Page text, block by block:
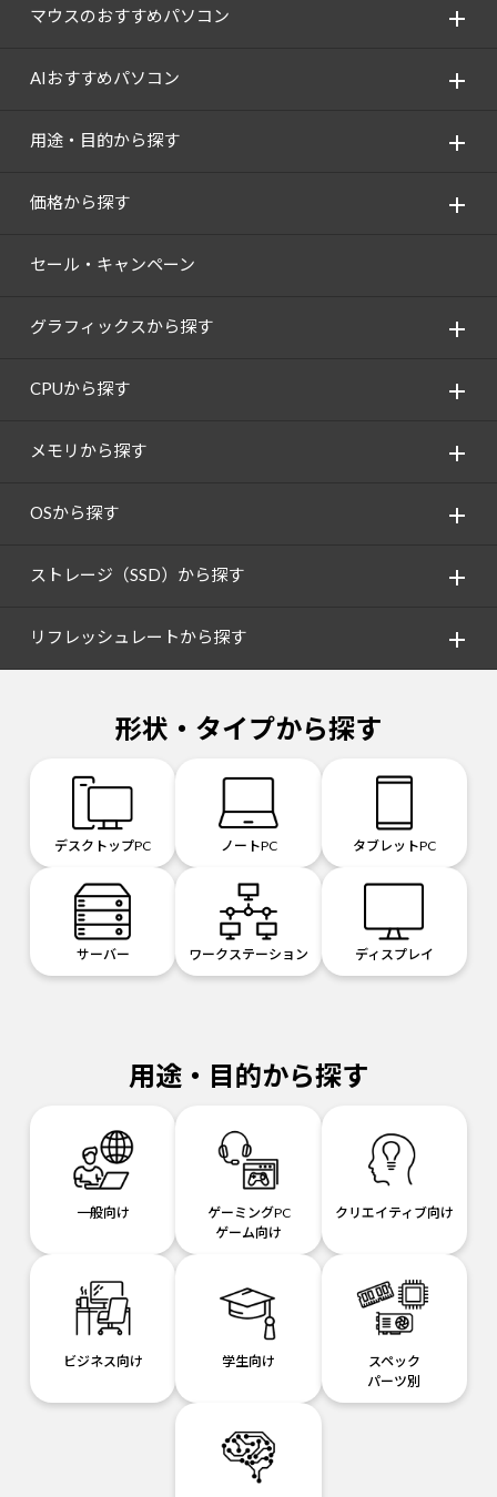
マウスのおすすめパソコン
AIおすすめパソコン
用途・目的から探す
価格から探す
セール・キャンペーン
グラフィックスから探す
CPUから探す
メモリから探す
OSから探す
ストレージ（SSD）から探す
リフレッシュレートから探す
形状・タイプから探す
デスクトップPC ノートPC タブレットPC
サーバー ワークステーション ディスプレイ
用途・目的から探す
一般向け
ゲーミングPC
ゲーム向け
クリエイティブ向け
ビジネス向け 学生向け
スペック
パーツ別